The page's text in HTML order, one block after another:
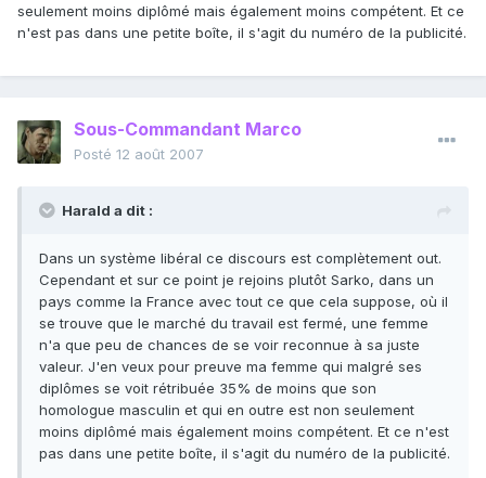
seulement moins diplômé mais également moins compétent. Et ce
n'est pas dans une petite boîte, il s'agit du numéro de la publicité.
Sous-Commandant Marco
Posté 12 août 2007
Harald a dit :
Dans un système libéral ce discours est complètement out.
Cependant et sur ce point je rejoins plutôt Sarko, dans un
pays comme la France avec tout ce que cela suppose, où il
se trouve que le marché du travail est fermé, une femme
n'a que peu de chances de se voir reconnue à sa juste
valeur. J'en veux pour preuve ma femme qui malgré ses
diplômes se voit rétribuée 35% de moins que son
homologue masculin et qui en outre est non seulement
moins diplômé mais également moins compétent. Et ce n'est
pas dans une petite boîte, il s'agit du numéro de la publicité.